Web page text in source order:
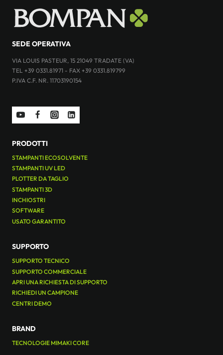
SEDE OPERATIVA
VIA LOUIS PASTEUR, 15 21049 TRADATE (VA)
TEL +39 0331.81971 - FAX +39 0331.819799
P.IVA C.F. NR. 11703190154
PRODOTTI
STAMPANTI ECOSOLVENTE
STAMPANTI UV LED
PLOTTER DA TAGLIO
STAMPANTI 3D
INCHIOSTRI
SOFTWARE
USATO GARANTITO
SUPPORTO
SUPPORTO TECNICO
SUPPORTO COMMERCIALE
APRI UNA RICHIESTA DI SUPPORTO
RICHIEDI UN CAMPIONE
CENTRI DEMO
BRAND
TECNOLOGIE MIMAKI CORE